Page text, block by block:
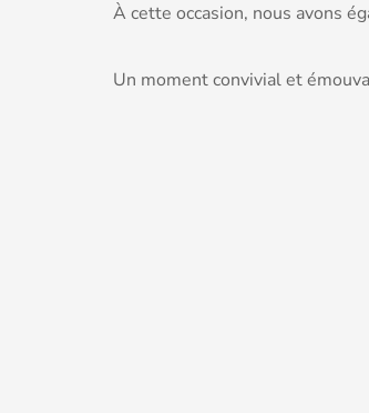
À cette occasion, nous avons
Un moment convivial et